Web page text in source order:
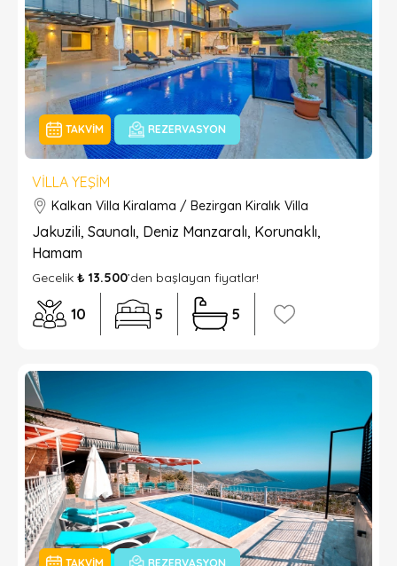
TAKVIM REZERVASYON
VILLA YEŞIM
Kalkan Villa Kiralama / Bezirgan Kiralık Villa
Jakuzili, Saunalı, Deniz Manzaralı, Korunaklı,
Hamam
Gecelik ₺ 13.500’den başlayan fiyatlar!
10 5 5
TAKVIM REZERVASYON